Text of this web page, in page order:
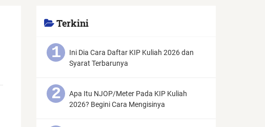
Terkini
Ini Dia Cara Daftar KIP Kuliah 2026 dan
Syarat Terbarunya
Apa Itu NJOP/Meter Pada KIP Kuliah
2026? Begini Cara Mengisinya